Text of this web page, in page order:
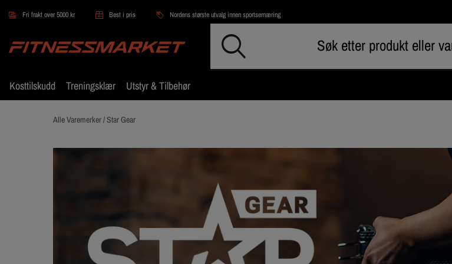
Hopp til hovedinnholdet
Fri frakt over 5000 kr Best i pris Nordens største utvalg innen sportsernæring
Kosttilskudd Treningsklær Utstyr & Tilbehør
Alle Varemerker /Star Gear